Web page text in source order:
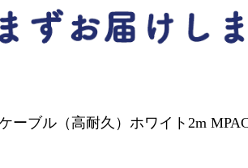
ーブル（高耐久）ホワイト2m